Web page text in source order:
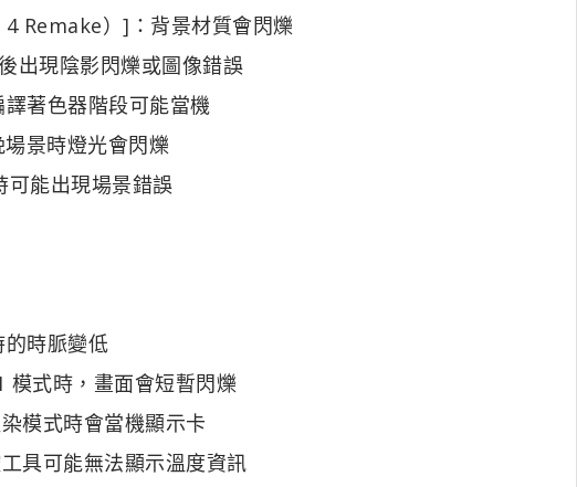
Remake）]：背景材質會閃爍
出現陰影閃爍或圖像錯誤
著色器階段可能當機
景時燈光會閃爍
能出現場景錯誤
時脈變低
式時，畫面會短暫閃爍
模式時會當機顯示卡
具可能無法顯示溫度資訊